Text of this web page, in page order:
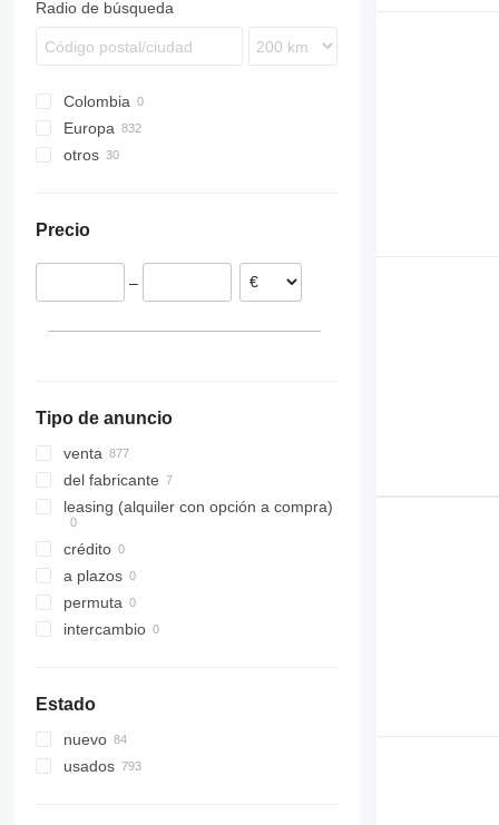
Recreo
Econic
Intouro
Sprinter
Unimog
B-series
EC
FL
FM
FMX
Radio de búsqueda
Colombia
Europa
Polonia
Países Bajos
Lituania
otros
Precio
–
Tipo de anuncio
venta
del fabricante
leasing (alquiler con opción a compra)
crédito
a plazos
permuta
intercambio
Estado
nuevo
usados